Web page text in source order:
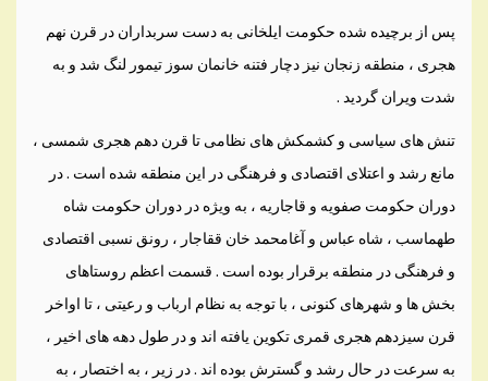
پس از برچيده شده حکومت ايلخانی به دست سربداران در قرن نهم
هجری ، منطقه زنجان نيز دچار فتنه خانمان سوز تيمور لنگ شد و به
شدت ويران گرديد .
تنش های سياسی و کشمکش های نظامی تا قرن دهم هجری شمسی ،
مانع رشد و اعتلای اقتصادی و فرهنگی در اين منطقه شده است . در
دوران حکومت صفويه و قاجاريه ، به ويژه در دوران حکومت شاه
طهماسب ، شاه عباس و آغامحمد خان ققاجار ، رونق نسبی اقتصادی
و فرهنگی در منطقه برقرار بوده است . قسمت اعظم روستاهای
بخش ها و شهرهای کنونی ، با توجه به نظام ارباب و رعيتی ، تا اواخر
قرن سيزدهم هجری قمری تکوين يافته اند و در طول دهه های اخير ،
به سرعت در حال رشد و گسترش بوده اند . در زير ، به اختصار ، به